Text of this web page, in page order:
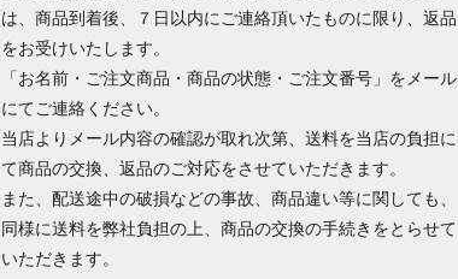
は、商品到着後、７日以内にご連絡頂いたものに限り、返品
をお受けいたします。
「お名前・ご注文商品・商品の状態・ご注文番号」をメール
にてご連絡ください。
当店よりメール内容の確認が取れ次第、送料を当店の負担に
て商品の交換、返品のご対応をさせていただきます。
また、配送途中の破損などの事故、商品違い等に関しても、
同様に送料を弊社負担の上、商品の交換の手続きをとらせて
いただきます。